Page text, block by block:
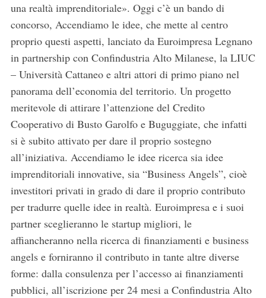
una realtà imprenditoriale». Oggi c’è un bando di
concorso, Accendiamo le idee, che mette al centro
proprio questi aspetti, lanciato da Euroimpresa Legnano
in partnership con Confindustria Alto Milanese, la LIUC
– Università Cattaneo e altri attori di primo piano nel
panorama dell’economia del territorio. Un progetto
meritevole di attirare l’attenzione del Credito
Cooperativo di Busto Garolfo e Buguggiate, che infatti
si è subito attivato per dare il proprio sostegno
all’iniziativa. Accendiamo le idee ricerca sia idee
imprenditoriali innovative, sia “Business Angels”, cioè
investitori privati in grado di dare il proprio contributo
per tradurre quelle idee in realtà. Euroimpresa e i suoi
partner sceglieranno le startup migliori, le
affiancheranno nella ricerca di finanziamenti e business
angels e forniranno il contributo in tante altre diverse
forme: dalla consulenza per l’accesso ai finanziamenti
pubblici, all’iscrizione per 24 mesi a Confindustria Alto